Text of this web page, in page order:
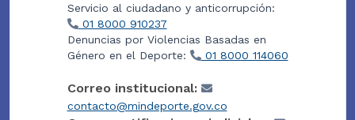
Servicio al ciudadano y anticorrupción:
01 8000 910237
Denuncias por Violencias Basadas en
Género en el Deporte:
01 8000 114060
Correo institucional:
contacto@mindeporte.gov.co